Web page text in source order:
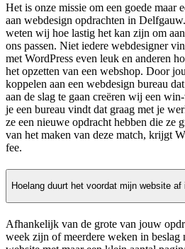
Het is onze missie om een goede maar
aan webdesign opdrachten in
weten wij hoe lastig het kan zijn om
ons passen. Niet iedere webdesigner
met WordPress even leuk en anderen
het opzetten van een webshop. Door
koppelen aan een webdesign bureau
aan de slag te gaan creëren wij een
je een bureau vindt dat graag met je
ze een nieuwe opdracht hebben die ze
van het maken van deze match, krijgt
fee.
Hoelang duurt het voordat mijn website af
Afhankelijk van de grote van jouw
week zijn of meerdere weken in beslag